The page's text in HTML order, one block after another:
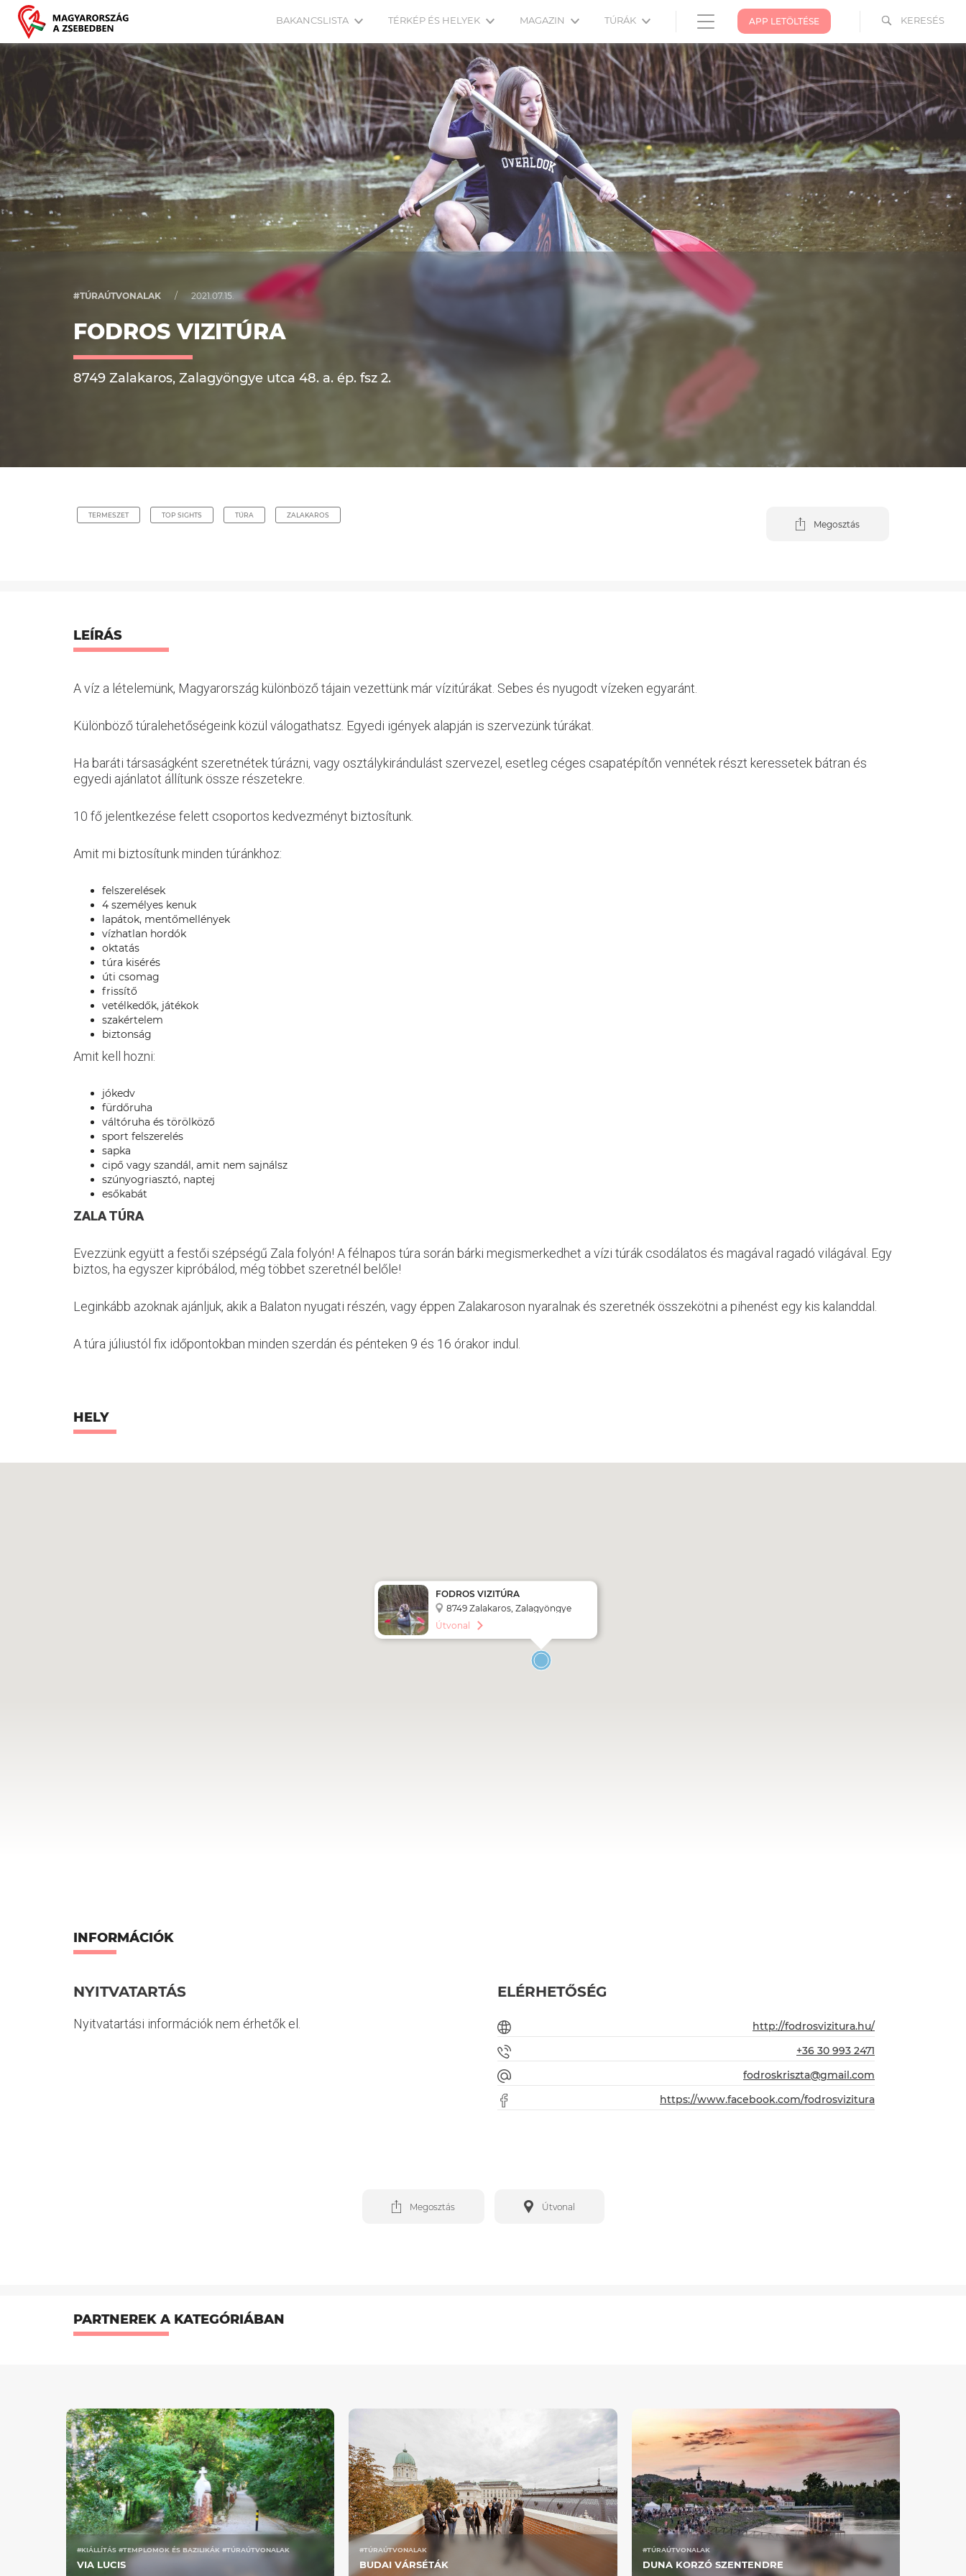
KERESÉS
APP LETÖLTÉSE
BAKANCSLISTA TÉRKÉP ÉS HELYEK MAGAZIN TÚRÁK
#TÚRAÚTVONALAK / 2021.07.15.
FODROS VIZITÚRA
8749 Zalakaros, Zalagyöngye utca 48. a. ép. fsz 2.
TERMESZET TOP SIGHTS TÚRA ZALAKAROS
Megosztás
LEÍRÁS
A víz a lételemünk, Magyarország különböző tájain vezettünk már vízitúrákat. Sebes és nyugodt vízeken egyaránt.
Különböző túralehetőségeink közül válogathatsz. Egyedi igények alapján is szervezünk túrákat.
Ha baráti társaságként szeretnétek túrázni, vagy osztálykirándulást szervezel, esetleg céges csapatépítőn vennétek részt keressetek bátran és
egyedi ajánlatot állítunk össze részetekre.
10 fő jelentkezése felett csoportos kedvezményt biztosítunk.
Amit mi biztosítunk minden túránkhoz:
felszerelések
4 személyes kenuk
lapátok, mentőmellények
vízhatlan hordók
oktatás
túra kisérés
úti csomag
frissítő
vetélkedők, játékok
szakértelem
biztonság
Amit kell hozni:
jókedv
fürdőruha
váltóruha és törölköző
sport felszerelés
sapka
cipő vagy szandál, amit nem sajnálsz
szúnyogriasztó, naptej
esőkabát
ZALA TÚRA
Evezzünk együtt a festői szépségű Zala folyón! A félnapos túra során bárki megismerkedhet a vízi túrák csodálatos és magával ragadó világával. Egy
biztos, ha egyszer kipróbálod, még többet szeretnél belőle!
Leginkább azoknak ajánljuk, akik a Balaton nyugati részén, vagy éppen Zalakaroson nyaralnak és szeretnék összekötni a pihenést egy kis kalanddal.
A túra júliustól fix időpontokban minden szerdán és pénteken 9 és 16 órakor indul.
HELY
FODROS VIZITÚRA
8749 Zalakaros, Zalagyöngye
utca 48. a. ép. fsz 2.
Útvonal
INFORMÁCIÓK
NYITVATARTÁS
Nyitvatartási információk nem érhetők el.
ELÉRHETŐSÉG
http://fodrosvizitura.hu/
+36 30 993 2471
fodroskriszta@gmail.com
https://www.facebook.com/fodrosvizitura
Megosztás Útvonal
PARTNEREK A KATEGÓRIÁBAN
#KIÁLLÍTÁS #TEMPLOMOK ÉS BAZILIKÁK #TÚRAÚTVONALAK
VIA LUCIS
#TÚRAÚTVONALAK
BUDAI VÁRSÉTÁK
#TÚRAÚTVONALAK
DUNA KORZÓ SZENTENDRE